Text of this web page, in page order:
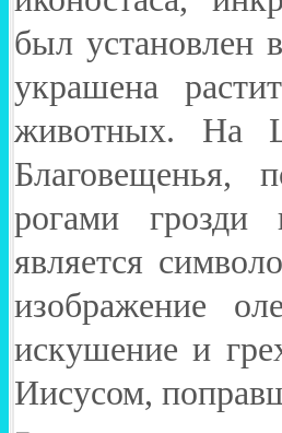
был установлен
украшена
животных. На
Благовещенья,
рогами грозди
является
изображение
искушение и
Иисусом,